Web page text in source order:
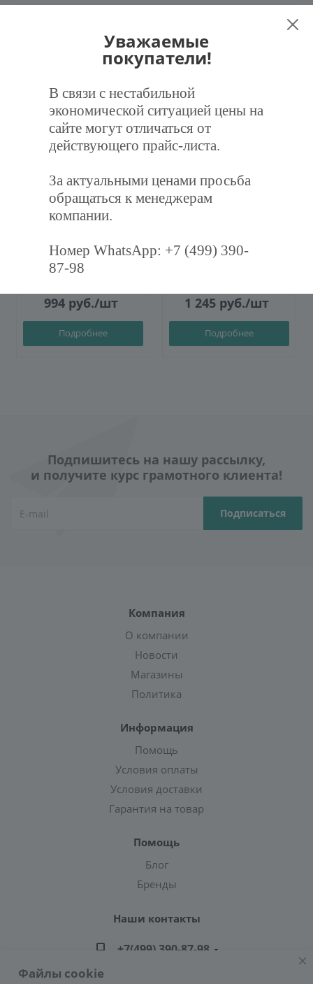
Рекомендуем
Фильтр воздушный
360-3-M5
994руб./шт
Подробнее
600-3-F7
1 245 руб./шт
Подробнее
Подпишитесь на нашу рассылку,
и получите курс грамотного клиента!
Компания
О компании
Новости
Магазины
Политика
Информация
Помощь
Условия оплаты
Условия доставки
Гарантия на товар
Помощь
Блог
Бренды
Наши контакты
+7(499) 390-87-98
Уважаемые
покупатели!
В связи с нестабильной
экономической ситуацией цены на
сайте могут отличаться от
действующего прайс-листа.
За актуальными ценами просьба
обращаться к менеджерам
компании.
Номер WhatsApp: +7 (499) 390-
87-98
Файлы cookie